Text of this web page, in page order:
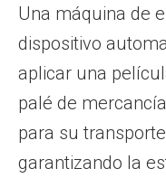
Una máquina de
dispositivo
aplicar una
palé de
para su
garantizando la